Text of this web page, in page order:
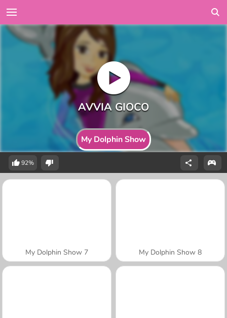
My Dolphin Show
92%
My Dolphin Show 7 My Dolphin Show 8